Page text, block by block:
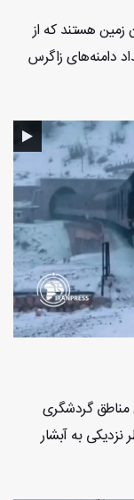
زمین هستند که از
دامنه‌های زاگرس
مناطق گردشگری
به آبشار